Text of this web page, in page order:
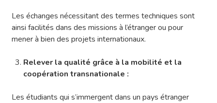
Les échanges nécessitant des termes techniques sont
ainsi facilités dans des missions à l’étranger ou pour
mener à bien des projets internationaux.
Relever la qualité grâce à la mobilité et la
coopération transnationale :
Les étudiants qui s’immergent dans un pays étranger